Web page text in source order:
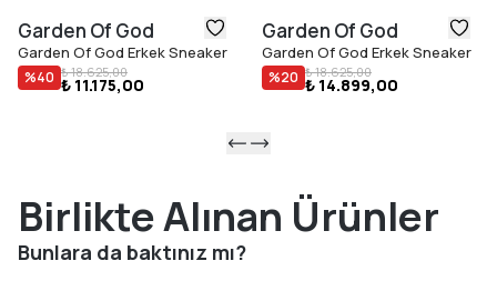
Garden Of God
Garden Of God Erkek Sneaker
%40 ₺ 18.625,00
₺ 11.175,00
Garden Of God
Garden Of God Erkek Sneaker
%20 ₺ 18.625,00
₺ 14.899,00
Birlikte Alınan Ürünler
Bunlara da baktınız mı?